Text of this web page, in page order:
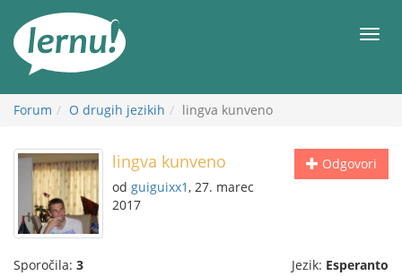
vsebini
Meni
Forum O drugih jezikih lingva kunveno
Odgovori
lingva kunveno
od guiguixx1, 27. marec
2017
Sporočila: 3 Jezik: Esperanto